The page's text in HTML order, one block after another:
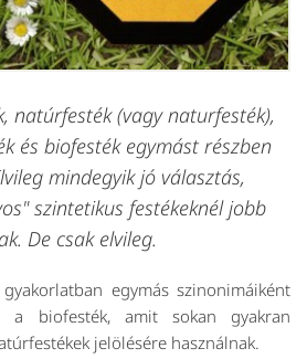
natúrfesték (vagy naturfesték),
és biofesték egymást részben
mindegyik jó választás,
szintetikus festékeknél jobb
De csak elvileg.
egymás szinonimáiként
a biofesték, amit sokan gyakran
jelölésére használnak.